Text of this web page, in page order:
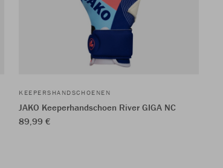
KEEPERSHANDSCHOENEN
JAKO Keeperhandschoen River GIGA NC
89,99 €